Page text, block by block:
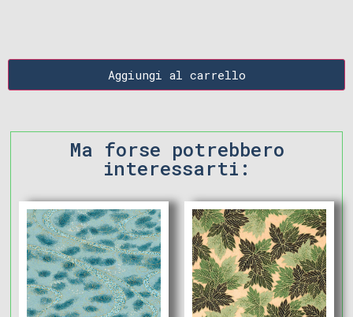
Aggiungi al carrello
Ma forse potrebbero
interessarti: